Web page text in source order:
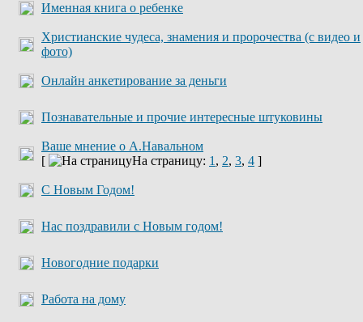
Именная книга о ребенке
Христианские чудеса, знамения и пророчества (с видео и
фото)
Онлайн анкетирование за деньги
Познавательные и прочие интересные штуковины
Ваше мнение о А.Навальном
[
На страницу: 1 , 2, 3, 4 ]
С Новым Годом!
Нас поздравили с Новым годом!
Новогодние подарки
Работа на дому